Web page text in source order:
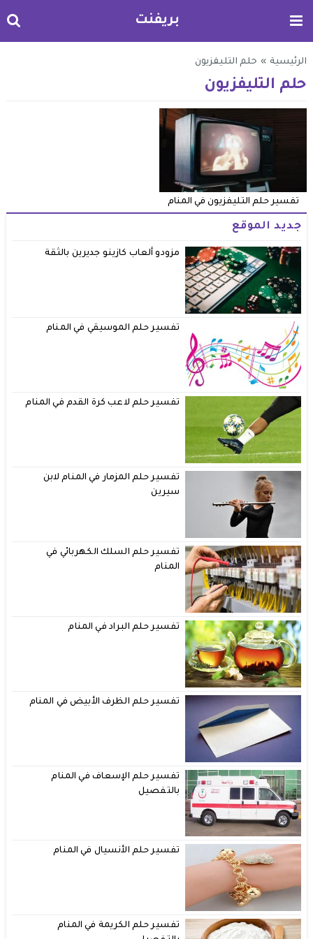
بريفنت
الرئيسية » حلم التليفزيون
حلم التليفزيون
تفسير حلم التليفزيون في المنام
جديد الموقع
مزودو ألعاب كازينو جديرين بالثقة
تفسير حلم الموسيقي في المنام
تفسير حلم لاعب كرة القدم في المنام
تفسير حلم المزمار في المنام لابن
سيرين
تفسير حلم السلك الكهربائي في
المنام
تفسير حلم البراد في المنام
تفسير حلم الظرف الأبيض في المنام
تفسير حلم الإسعاف في المنام
بالتفصيل
تفسير حلم الأنسيال في المنام
تفسير حلم الكريمة في المنام